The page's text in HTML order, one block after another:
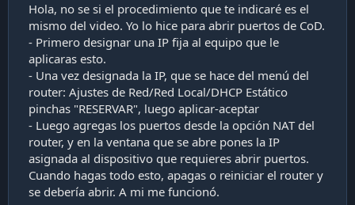
Hola, no se si el procedimiento que te indicaré es el
mismo del video. Yo lo hice para abrir puertos de CoD.
- Primero designar una IP fija al equipo que le
aplicaras esto.
- Una vez designada la IP, que se hace del menú del
router: Ajustes de Red/Red Local/DHCP Estático
pinchas "RESERVAR", luego aplicar-aceptar
- Luego agregas los puertos desde la opción NAT del
router, y en la ventana que se abre pones la IP
asignada al dispositivo que requieres abrir puertos.
Cuando hagas todo esto, apagas o reiniciar el router y
se debería abrir. A mi me funcionó.